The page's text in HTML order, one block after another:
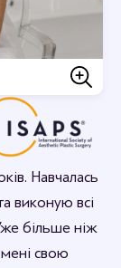
Навчалась
виконую всі
більше ніж
мені свою